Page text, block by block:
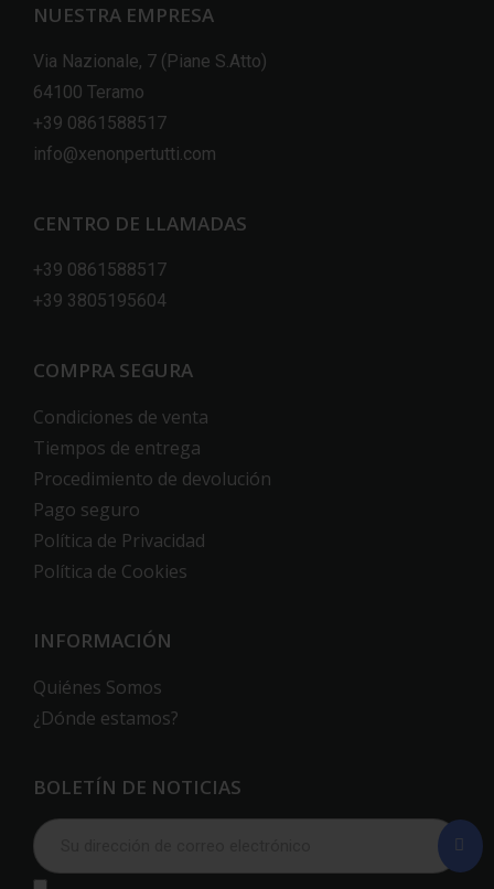
NUESTRA EMPRESA
Via Nazionale, 7 (Piane S.Atto)
64100 Teramo
+39 0861588517
info@xenonpertutti.com
CENTRO DE LLAMADAS
+39 0861588517
+39 3805195604
COMPRA SEGURA
Condiciones de venta
Tiempos de entrega
Procedimiento de devolución
Pago seguro
Política de Privacidad
Política de Cookies
INFORMACIÓN
Quiénes Somos
¿Dónde estamos?
BOLETÍN DE NOTICIAS